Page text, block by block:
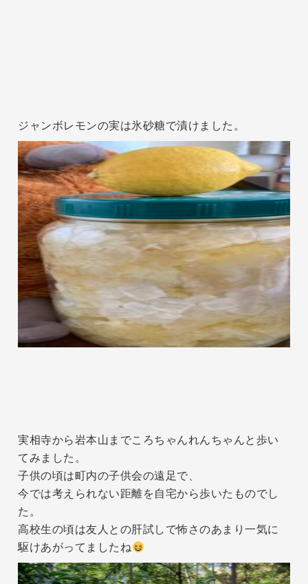
ジャンボレモンの実は氷砂糖で漬けました。
実相寺から岩本山までころちゃんれんちゃんと歩い
てみました。
子供の頃は町内の子供会の遠足で、
今では考えられない距離を自宅から歩いたものでし
た。
高校生の頃は友人との肝試しで怖さのあまり一気に
駆けあがってましたね